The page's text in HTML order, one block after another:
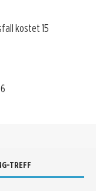
kostet 15
TREFF